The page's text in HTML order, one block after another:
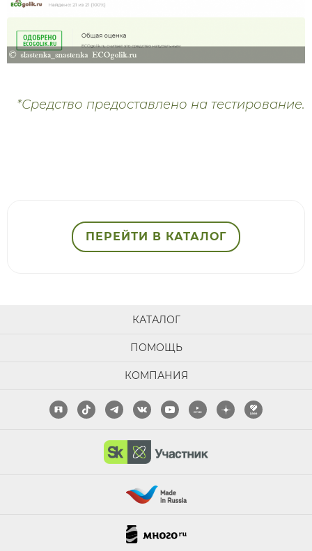
*Средство предоставлено на тестирование.
ПЕРЕЙТИ В КАТАЛОГ
КАТАЛОГ
ПОМОЩЬ
КОМПАНИЯ